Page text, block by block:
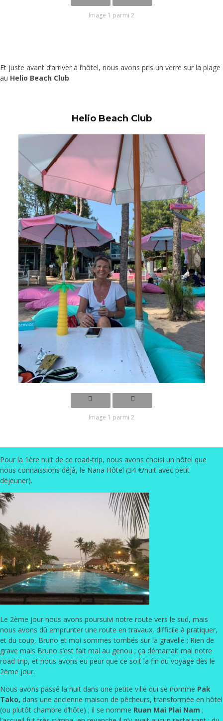
Image 1 parmi 2
Et juste avant d’arriver à l’hôtel, nous avons pris un verre sur la plage
au Helio Beach Club.
Helio Beach Club
Image 1 parmi 2
Pour la 1ère nuit de ce road-trip, nous avons choisi un hôtel que
nous connaissions déjà, le Nana Hôtel (34 €/nuit avec petit
déjeuner).
Le 2ème jour nous avons poursuivi notre route vers le sud, mais
nous avons dû emprunter une route en travaux, difficile à pratiquer,
et du coup, Bruno et moi sommes tombés sur la gravelle ; Rien de
grave mais Bruno s’est fait mal au genou ; ça démarrait mal notre
road-trip, et nous avons eu peur que ce soit la fin du voyage dès le
2ème jour.
Nous avons passé la nuit dans une petite ville qui se nomme Pak
Tako, dans une ancienne maison de pêcheurs, transformée en hôtel
(ou plutôt chambre d’hôte) ; il se nomme Ruan Mai Plai Nam ;